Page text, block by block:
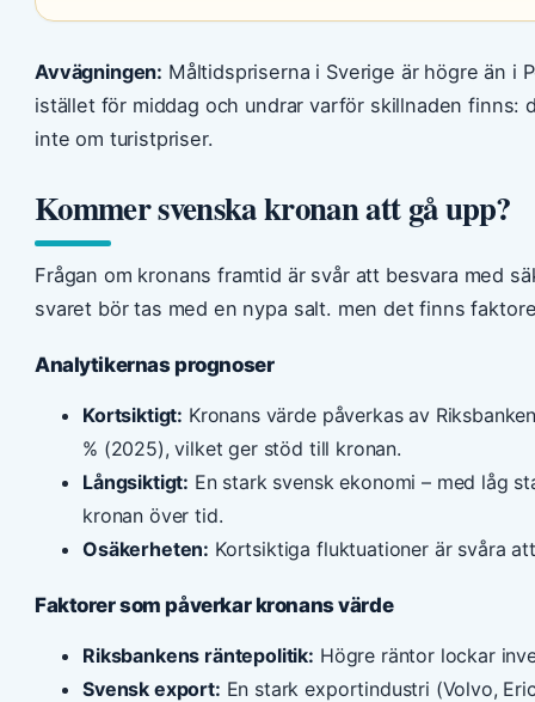
Avvägningen: Måltidspriserna i Sverige är högre än i
istället för middag och undrar varför skillnaden finns:
inte om turistpriser.
Kommer svenska kronan att gå upp?
Frågan om kronans framtid är svår att besvara med
svaret bör tas med en nypa salt. men det finns
Analytikernas prognoser
Kortsiktigt: Kronans värde påverkas av
% (2025), vilket ger stöd till kronan.
Långsiktigt: En stark svensk ekonomi – med låg
kronan över tid.
Osäkerheten: Kortsiktiga fluktuationer är svåra
Faktorer som påverkar kronans värde
Riksbankens räntepolitik: Högre räntor lockar
Svensk export: En stark exportindustri (Volvo,